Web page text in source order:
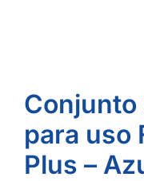
Conjunto
para uso
Plus –